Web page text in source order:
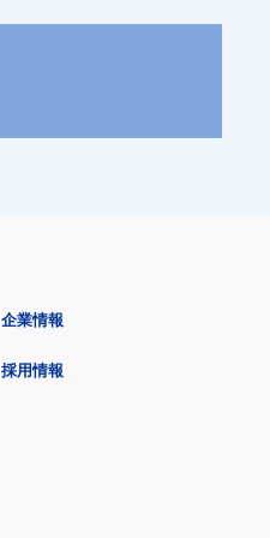
企業情報
採用情報